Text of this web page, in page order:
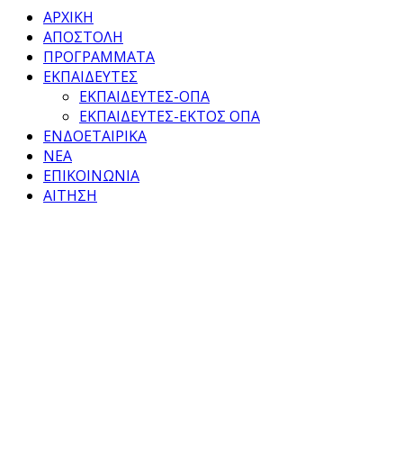
ΑΡΧΙΚΗ
ΑΠΟΣΤΟΛΗ
ΠΡΟΓΡΑΜΜΑΤΑ
ΕΚΠΑΙΔΕΥΤΕΣ
ΕΚΠΑΙΔΕΥΤΕΣ-ΟΠΑ
ΕΚΠΑΙΔΕΥΤΕΣ-ΕΚΤΟΣ ΟΠΑ
ΕΝΔΟΕΤΑΙΡΙΚΑ
ΝΕΑ
ΕΠΙΚΟΙΝΩΝΙΑ
ΑΙΤΗΣΗ